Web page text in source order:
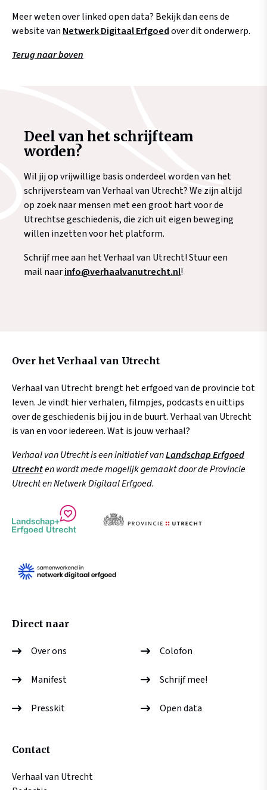
Meer weten over linked open data? Bekijk dan eens de
website van Netwerk Digitaal Erfgoedover dit onderwerp.
Terug naar boven
Deel van het schrijfteam
worden?
Wil jij op vrijwillige basis onderdeel worden van het
schrijversteam van Verhaal van Utrecht? We zijn altijd
op zoek naar mensen met een groot hart voor de
Utrechtse geschiedenis, die zich uit eigen beweging
willen inzetten voor het platform.
Schrijf mee aan het Verhaal van Utrecht! Stuur een
mail naarinfo@verhaalvanutrecht.nl!
Over het Verhaal van Utrecht
Verhaal van Utrecht brengt het erfgoed van de provincie tot
leven. Je vindt hier verhalen, filmpjes, podcasts en uittips
over de geschiedenis bij jou in de buurt. Verhaal van Utrecht
is van en voor iedereen. Wat is jouw verhaal?
Verhaal van Utrecht is een initiatief vanLandschap Erfgoed
Utrechten wordt mede mogelijk gemaakt door de Provincie
Utrecht en Netwerk Digitaal Erfgoed.
Direct naar
Over ons Colofon
Manifest Schrijf mee!
Presskit Open data
Contact
Verhaal van Utrecht